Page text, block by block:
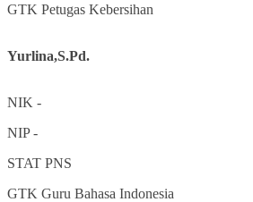
GTK Petugas Kebersihan
Yurlina,S.Pd.
NIK -
NIP-
STAT PNS
GTK Guru Bahasa Indonesia